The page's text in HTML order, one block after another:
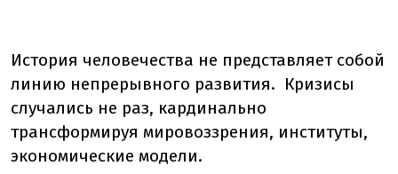
История человечества не представляет собой
линию непрерывного развития. Кризисы
случались не раз, кардинально
трансформируя мировоззрения, институты,
экономические модели.